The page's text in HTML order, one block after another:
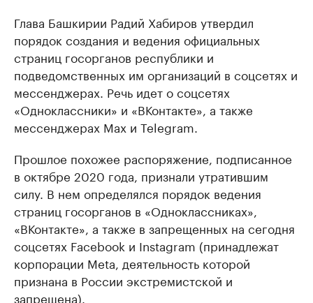
Глава Башкирии Радий Хабиров утвердил
порядок создания и ведения официальных
страниц госорганов республики и
подведомственных им организаций в соцсетях и
мессенджерах. Речь идет о соцсетях
«Одноклассники» и «ВКонтакте», а также
мессенджерах Max и Telegram.
Прошлое похожее распоряжение, подписанное
в октябре 2020 года, признали утратившим
силу. В нем определялся порядок ведения
страниц госорганов в «Одноклассниках»,
«ВКонтакте», а также в запрещенных на сегодня
соцсетях Facebook и Instagram (принадлежат
корпорации Meta, деятельность которой
признана в России экстремистской и
запрещена).